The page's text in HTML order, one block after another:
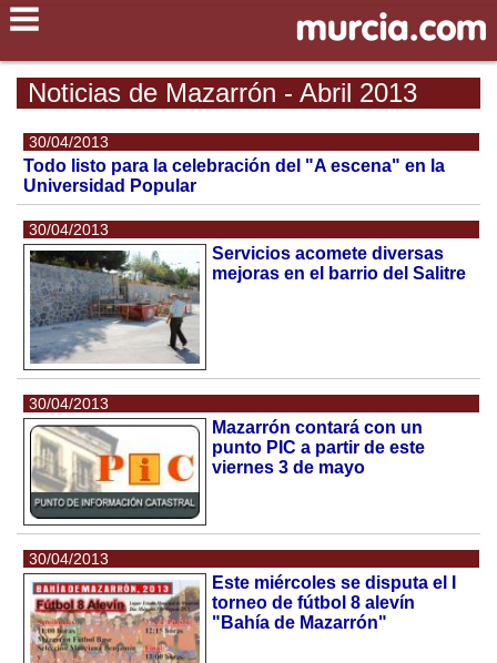
Noticias de Mazarrón - Abril 2013
30/04/2013
Todo listo para la celebración del "A escena" en la
Universidad Popular
30/04/2013
Servicios acomete diversas
mejoras en el barrio del Salitre
30/04/2013
Mazarrón contará con un
punto PIC a partir de este
viernes 3 de mayo
30/04/2013
Este miércoles se disputa el I
torneo de fútbol 8 alevín
"Bahía de Mazarrón"